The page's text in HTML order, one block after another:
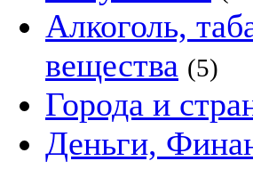
Алкоголь,
вещества (5)
Города и
Деньги,